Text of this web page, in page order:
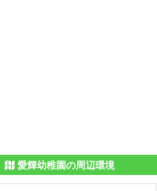
愛輝幼稚園の周辺環境